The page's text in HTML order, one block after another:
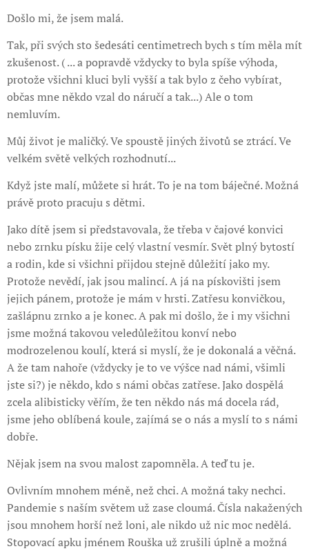
Došlo mi, že jsem malá.
Tak, při svých sto šedesáti centimetrech bych s tím měla mít
zkušenost. ( ... a popravdě vždycky to byla spíše výhoda,
protože všichni kluci byli vyšší a tak bylo z čeho vybírat,
občas mne někdo vzal do náručí a tak...) Ale o tom
nemluvím.
Můj život je maličký. Ve spoustě jiných životů se ztrácí. Ve
velkém světě velkých rozhodnutí...
Když jste malí, můžete si hrát. To je na tom báječné. Možná
právě proto pracuju s dětmi.
Jako dítě jsem si představovala, že třeba v čajové konvici
nebo zrnku písku žije celý vlastní vesmír. Svět plný bytostí
a rodin, kde si všichni přijdou stejně důležití jako my.
Protože nevědí, jak jsou malincí. A já na pískovišti jsem
jejich pánem, protože je mám v hrsti. Zatřesu konvičkou,
zašlápnu zrnko a je konec. A pak mi došlo, že i my všichni
jsme možná takovou veledůležitou konví nebo
modrozelenou koulí, která si myslí, že je dokonalá a věčná.
A že tam nahoře (vždycky je to ve výšce nad námi, všimli
jste si?) je někdo, kdo s námi občas zatřese. Jako dospělá
zcela alibisticky věřím, že ten někdo nás má docela rád,
jsme jeho oblíbená koule, zajímá se o nás a myslí to s námi
dobře.
Nějak jsem na svou malost zapomněla. A teď tu je.
Ovlivním mnohem méně, než chci. A možná taky nechci.
Pandemie s naším světem už zase cloumá. Čísla nakažených
jsou mnohem horší než loni, ale nikdo už nic moc nedělá.
Stopovací apku jménem Rouška už zrušili úplně a možná